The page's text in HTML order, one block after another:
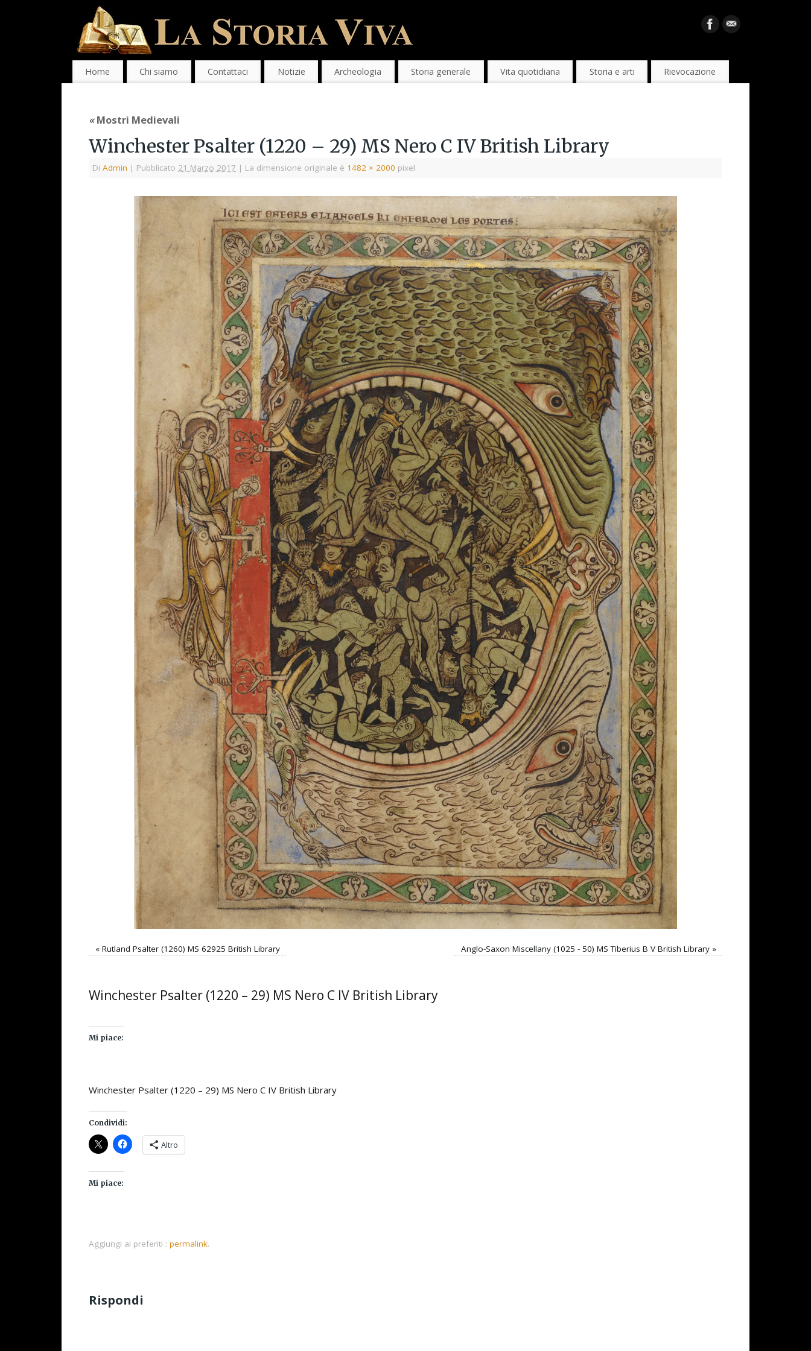
Home Chi siamo Contattaci Notizie Archeologia Storia generale Vita quotidiana Storia e arti Rievocazione
«Mostri Medievali
Winchester Psalter (1220 – 29) MS Nero C IV British Library
Di Admin | Pubblicato 21 Marzo 2017 | La dimensione originale è 1482 × 2000 pixel
« Rutland Psalter (1260) MS 62925 British Library Anglo-Saxon Miscellany (1025 - 50) MS Tiberius B V British Library»
Winchester Psalter (1220 – 29) MS Nero C IV British Library
Mi piace:
Winchester Psalter (1220 – 29) MS Nero C IV British Library
Condividi:
Altro
Mi piace:
Aggiungi ai preferiti : permalink.
Rispondi